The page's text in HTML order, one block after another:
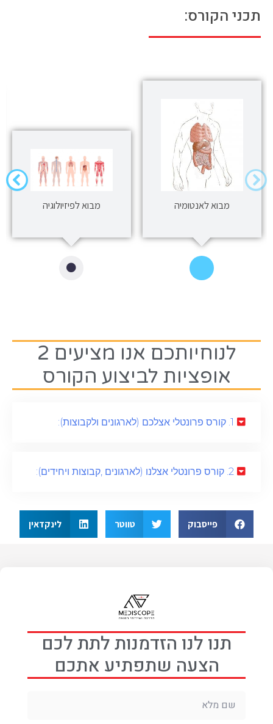
תכני הקורס:
מבוא לאנטומיה מבוא לפיזיולוגיה
לנוחיותכם אנו מציעים 2
אופציות לביצוע הקורס
1. קורס פרונטלי אצלכם (לארגונים ולקבוצות):
2. קורס פרונטלי אצלנו (לארגונים ,קבוצות ויחידים):
פייסבוק טווטר לינקדאין
תנו לנו הזדמנות לתת לכם
הצעה שתפתיע אתכם